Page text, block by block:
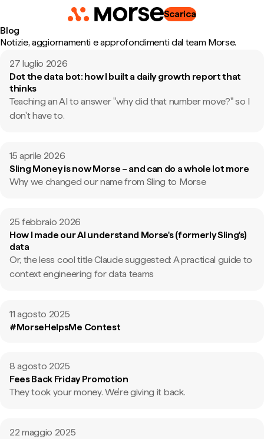
Scarica
Blog
Notizie, aggiornamenti e approfondimenti dal team Morse.
27 luglio 2026
Dot the data bot: how I built a daily growth report that
thinks
Teaching an AI to answer "why did that number move?" so I
don't have to.
15 aprile 2026
Sling Money is now Morse – and can do a whole lot more
Why we changed our name from Sling to Morse
25 febbraio 2026
How I made our AI understand Morse's (formerly Sling's)
data
Or, the less cool title Claude suggested: A practical guide to
context engineering for data teams
11 agosto 2025
#MorseHelpsMe Contest
8 agosto 2025
Fees Back Friday Promotion
They took your money. We're giving it back.
22 maggio 2025